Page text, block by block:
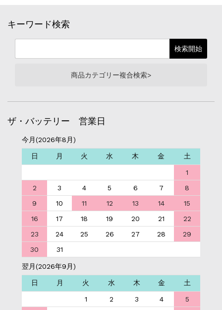
キーワード検索
商品カテゴリー複合検索>
ザ・バッテリー 営業日
今月(2026年8月)
日 月 火 水 木 金 土
1
2
3 4 5 6 7
8
9
10 11 12 13 14
15
16
17 18 19 20 21
22
23
24 25 26 27 28
29
30
31
翌月(2026年9月)
日 月 火 水 木 金 土
1 2 3 4
5